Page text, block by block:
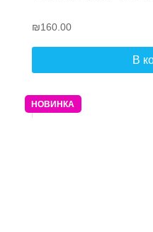
₪160.00
В
НОВИНКА